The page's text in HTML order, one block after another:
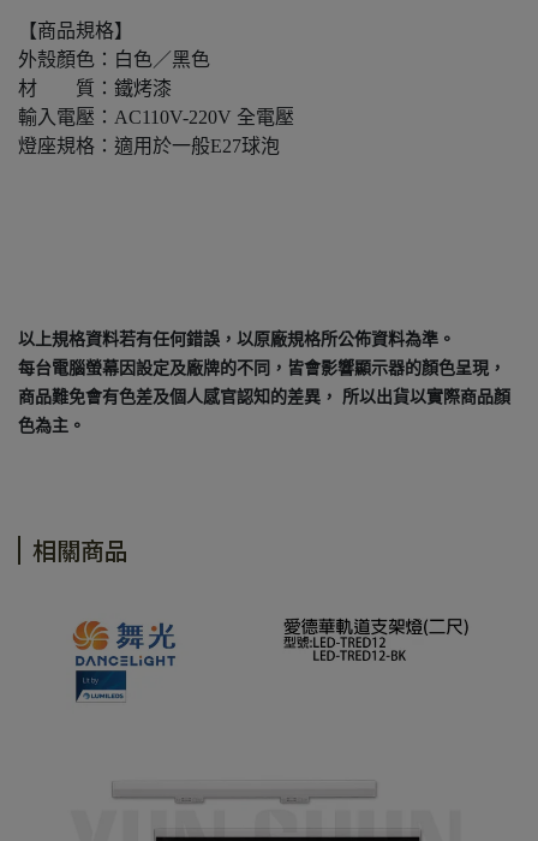
【商品規格】
外殼顏色：白色／黑色
材 質：鐵烤漆
輸入電壓：AC110V-220V 全電壓
燈座規格：適用於一般E27球泡
以上規格資料若有任何錯誤，以原廠規格所公佈資料為準。
每台電腦螢幕因設定及廠牌的不同，皆會影響顯示器的顏色呈現，
商品難免會有色差及個人感官認知的差異， 所以出貨以實際商品顏
色為主。
相關商品